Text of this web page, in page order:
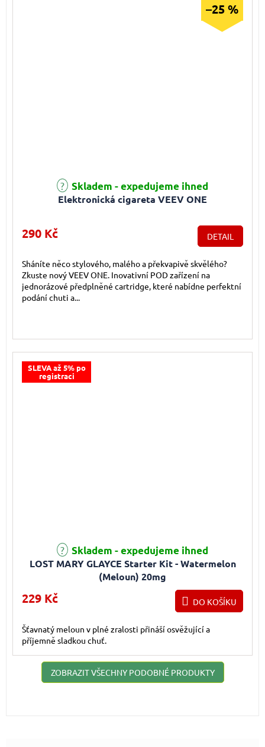
–25 %
Elektronická cigareta VEEV ONE
Průměrné hodnocení produktu je 5,0 z 5 hvězdiček.
Skladem - expedujeme ihned
290 Kč DETAIL
Sháníte něco stylového, malého a překvapivě skvělého?
Zkuste nový VEEV ONE. Inovativní POD zařízení na
jednorázové předplněné cartridge, které nabídne perfektní
podání chuti a...
SLEVA až 5% po
registraci
LOST MARY GLAYCE Starter Kit - Watermelon
(Meloun) 20mg
Skladem - expedujeme ihned
229 Kč DO KOŠÍKU
Šťavnatý meloun v plné zralosti přináší osvěžující a
příjemně sladkou chuť.
ZOBRAZIT VŠECHNY PODOBNÉ PRODUKTY